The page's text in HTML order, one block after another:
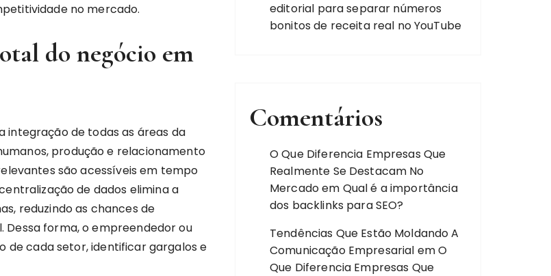
no mercado.
do negócio em
integração de todas as áreas da
produção e relacionamento
são acessíveis em tempo
de dados elimina a
reduzindo as chances de
forma, o empreendedor ou
de cada setor, identificar gargalos e
editorial para separar números
bonitos de receita real no YouTube
Comentários
O Que Diferencia Empresas Que
Realmente Se Destacam No
Mercadoem Qual é a importância
dos backlinks para SEO?
Tendências Que Estão Moldando A
Comunicação Empresarial emO
Que Diferencia Empresas Que